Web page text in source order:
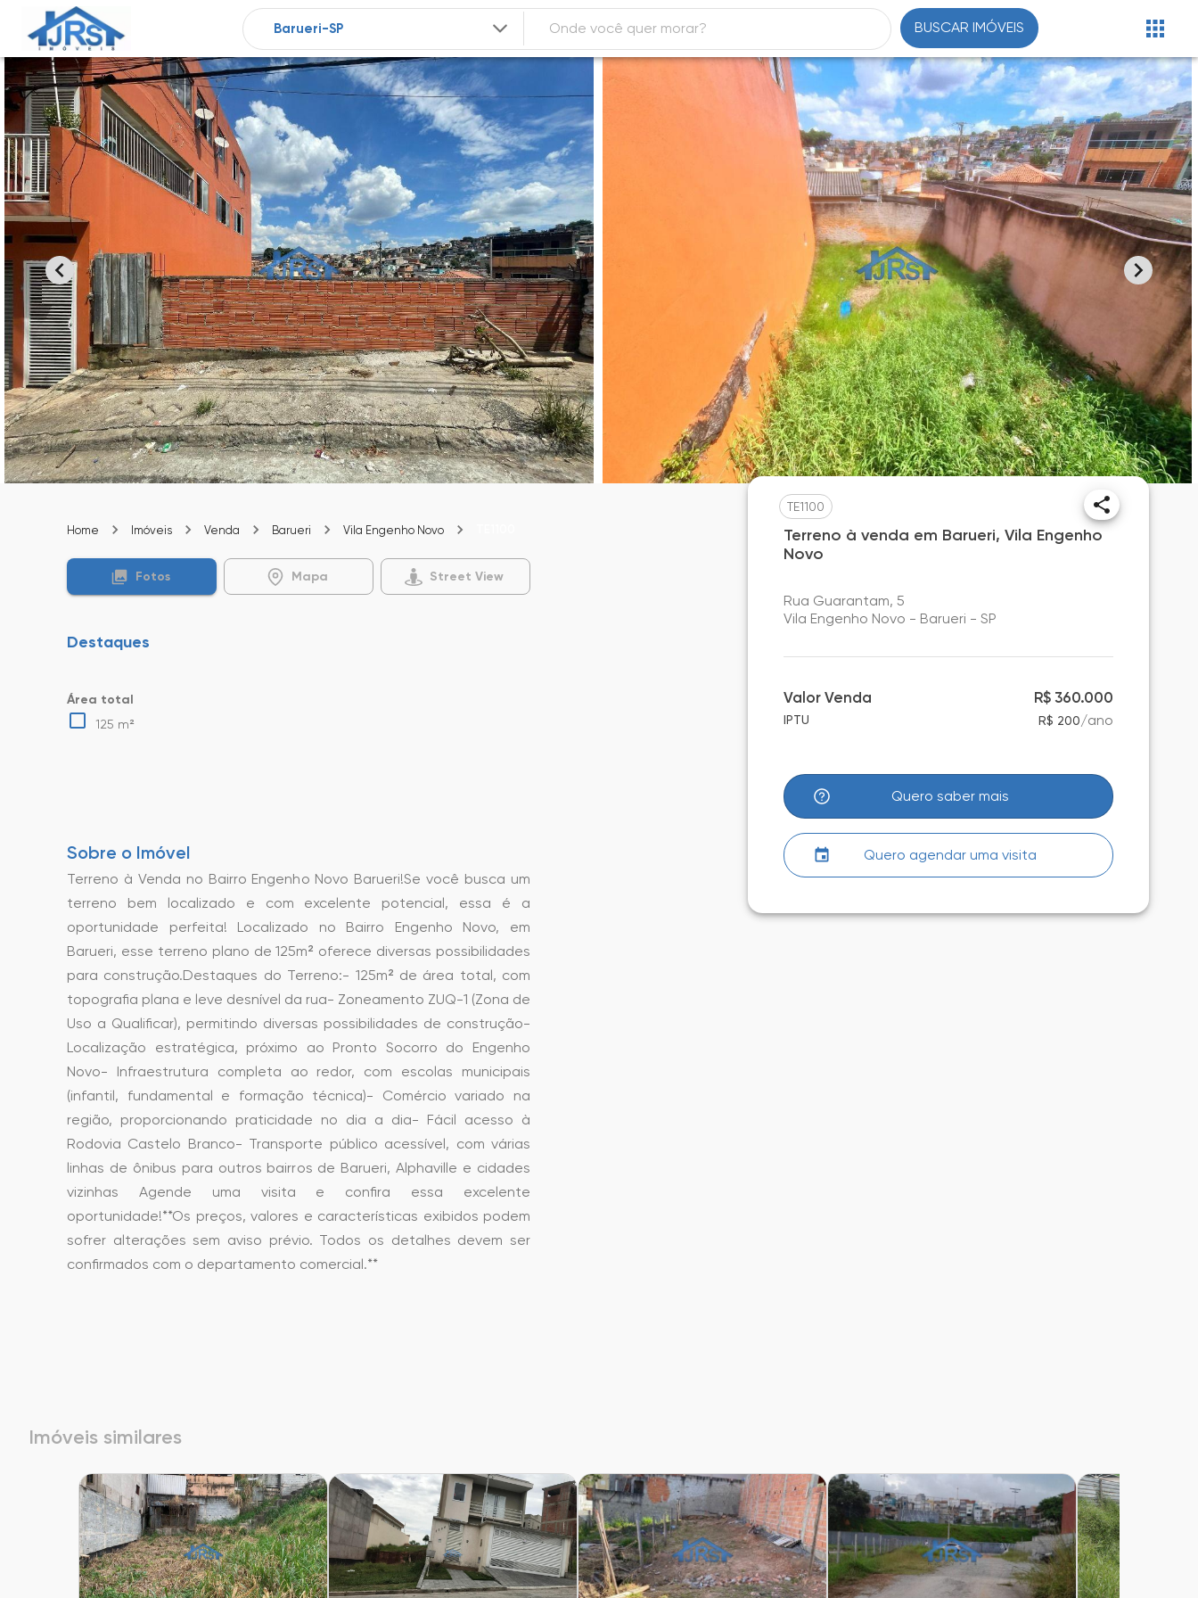
BUSCAR IMÓVEIS
Home Imóveis Venda Barueri Vila Engenho Novo
Fotos Mapa Street View
Destaques
Área total
125 m²
Sobre o Imóvel
Terreno à Venda no Bairro Engenho Novo Barueri!Se você busca um
terreno bem localizado e com excelente potencial, essa é a
oportunidade perfeita! Localizado no Bairro Engenho Novo, em
Barueri, esse terreno plano de 125m² oferece diversas possibilidades
para construção.Destaques do Terreno:- 125m² de área total, com
topografia plana e leve desnível da rua- Zoneamento ZUQ-1 (Zona de
Uso a Qualificar), permitindo diversas possibilidades de construção-
Localização estratégica, próximo ao Pronto Socorro do Engenho
Novo- Infraestrutura completa ao redor, com escolas municipais
(infantil, fundamental e formação técnica)- Comércio variado na
região, proporcionando praticidade no dia a dia- Fácil acesso à
Rodovia Castelo Branco- Transporte público acessível, com várias
linhas de ônibus para outros bairros de Barueri, Alphaville e cidades
vizinhas Agende uma visita e confira essa excelente
oportunidade!**Os preços, valores e características exibidos podem
sofrer alterações sem aviso prévio. Todos os detalhes devem ser
confirmados com o departamento comercial.**
TE1100
Terreno à venda em Barueri, Vila Engenho
Novo
Rua Guarantam, 5
Vila Engenho Novo - Barueri - SP
Valor Venda R$ 360.000
IPTU R$ 200/ano
Quero saber mais
Quero agendar uma visita
Imóveis similares